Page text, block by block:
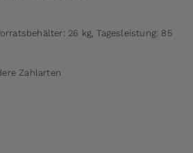
26 kg, Tagesleistung: 85
Zahlarten